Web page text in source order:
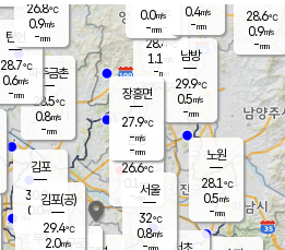
양주
28.4℃
1.1
-mm
파주금촌
28.5℃
0.8m/s
-mm
28.6℃
0.9m/s
-mm
탄현
28.7℃
0.6m/s
-mm
김포
30.0℃
0.0 m/s
mm
부천
구로
은평
26.6℃
0.1 m/s
- mm
노원
28.1℃
0.5m/s
-mm
남방
29.9℃
0.5m/s
-mm
장흥면
27.9℃
-m/s
-mm
0.0m/s
-mm
김포(공)
29.4℃
2.0m/s
서울
32℃
0.8m/s
-mm
26.8℃
0.9m/s
-mm
0.4m/s
-mm